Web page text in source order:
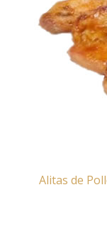
Alitas de